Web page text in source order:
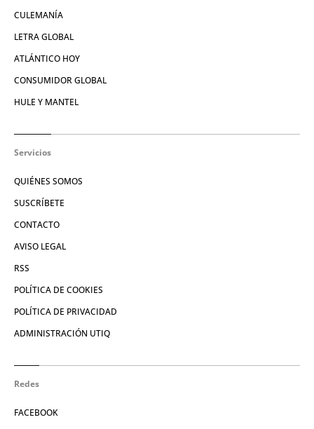
CULEMANÍA
LETRA GLOBAL
ATLÁNTICO HOY
CONSUMIDOR GLOBAL
HULE Y MANTEL
Servicios
QUIÉNES SOMOS
SUSCRÍBETE
CONTACTO
AVISO LEGAL
RSS
POLÍTICA DE COOKIES
POLÍTICA DE PRIVACIDAD
ADMINISTRACIÓN UTIQ
Redes
FACEBOOK